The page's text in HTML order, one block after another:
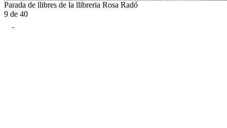
Parada de llibres de la llibreria Rosa Radó
9 de 40